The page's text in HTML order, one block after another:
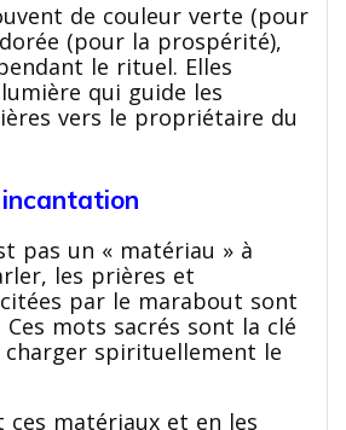
de couleur verte (pour
(pour la prospérité),
le rituel. Elles
qui guide les
vers le propriétaire du
pas un « matériau » à
les prières et
par le marabout sont
Ces mots sacrés sont la clé
spirituellement le
ces matériaux et en les